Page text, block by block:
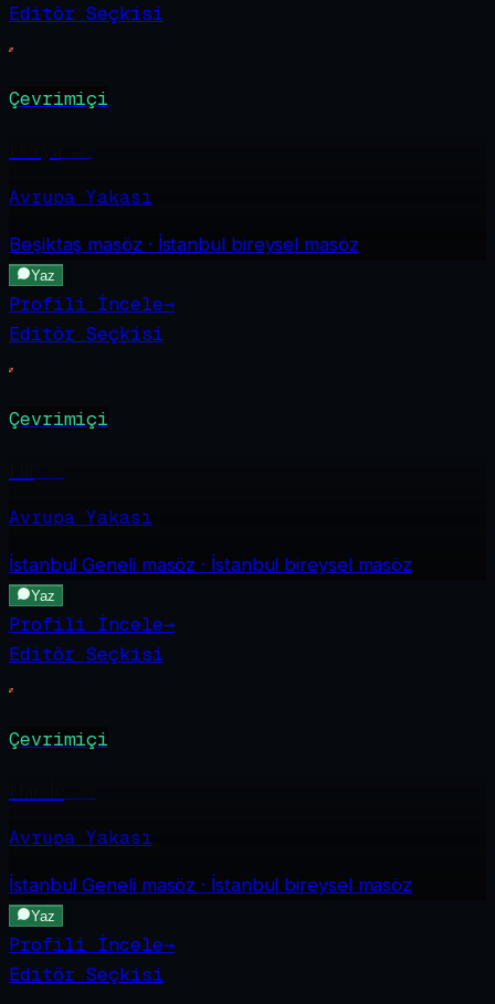
Editör Seçkisi
Çevrimiçi
Avrupa Yakası
Beşiktaş masöz · İstanbul bireysel masöz
Yaz
Profili İncele→
Editör Seçkisi
Çevrimiçi
Avrupa Yakası
İstanbul Genelimasöz · İstanbul bireysel masöz
Yaz
Profili İncele→
Editör Seçkisi
Çevrimiçi
Avrupa Yakası
İstanbul Genelimasöz · İstanbul bireysel masöz
Yaz
Profili İncele→
Editör Seçkisi